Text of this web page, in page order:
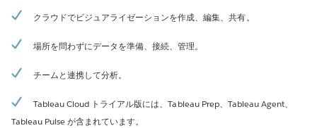
クラウドでビジュアライゼーションを作成、編集、共有。
場所を問わずにデータを準備、接続、管理。
チームと連携して分析。
Tableau Cloud トライアル版には、Tableau Prep、Tableau Agent、
Tableau Pulse が含まれています。